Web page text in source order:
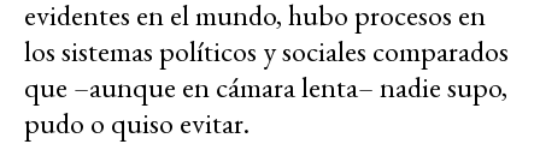
evidentes en el mundo, hubo procesos en
los sistemas políticos y sociales comparados
que –aunque en cámara lenta– nadie supo,
pudo o quiso evitar.